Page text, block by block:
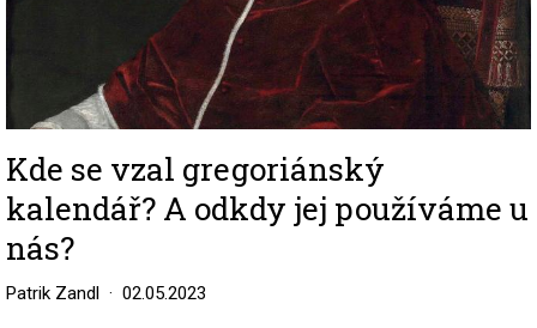
Kde se vzal gregoriánský
kalendář? A odkdy jej používáme u
nás?
Patrik Zandl 02.05.2023